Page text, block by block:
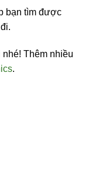
bạn tìm được
Thêm nhiều
.